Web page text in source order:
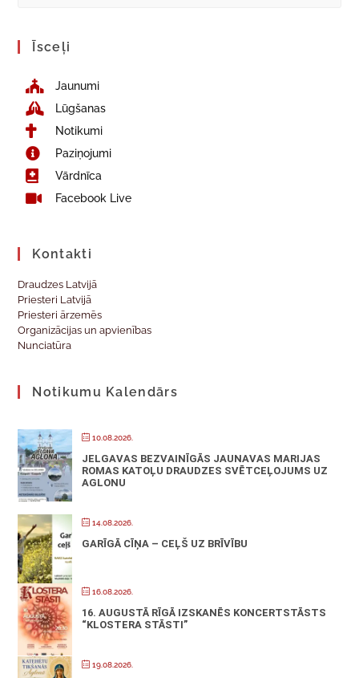
Īsceļi
Jaunumi
Lūgšanas
Notikumi
Paziņojumi
Vārdnīca
Facebook Live
Kontakti
Draudzes Latvijā
Priesteri Latvijā
Priesteri ārzemēs
Organizācijas un apvienības
Nunciatūra
Notikumu Kalendārs
10.08.2026.
JELGAVAS BEZVAINĪGĀS JAUNAVAS MARIJAS
ROMAS KATOĻU DRAUDZES SVĒTCEĻOJUMS UZ
AGLONU
14.08.2026.
GARĪGĀ CĪŅA – CEĻŠ UZ BRĪVĪBU
16.08.2026.
16. AUGUSTĀ RĪGĀ IZSKANĒS KONCERTSTĀSTS
“KLOSTERA STĀSTI”
19.08.2026.